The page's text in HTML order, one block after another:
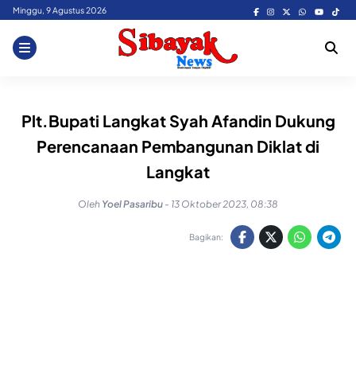
Skip
content
Minggu, 9 Agustus 2026
Plt.Bupati Langkat Syah Afandin Dukung
Perencanaan Pembangunan Diklat di
Langkat
Oleh Yoel Pasaribu - 13 Oktober 2023, 08:38
Bagikan: